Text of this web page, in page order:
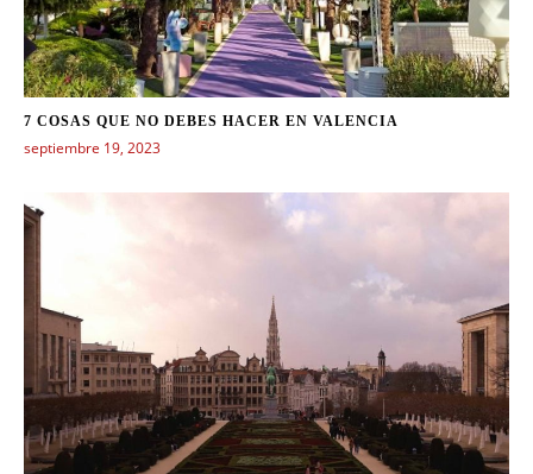
7 COSAS QUE NO DEBES HACER EN VALENCIA
septiembre 19, 2023